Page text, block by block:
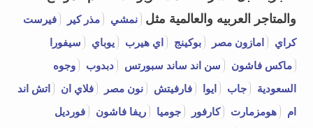
والمتاجر العربيه والعالمية مثل
نمشي مذر كير
فيرست
كراي
امازون مصر بوكينج اي هيرب يوباي
سيفورا
ماكس فاشون
سن اند ساند سبورتس دبدوب
وجوه
السعودية
جاب ايوا فارفيتش نون مصر فلاي ان
اتش اند
ام
هومزمارت كارفور جوميا ريفا فاشون
فورديل